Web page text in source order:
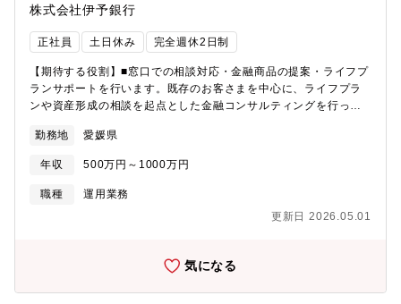
株式会社伊予銀行
正社員 土日休み 完全週休2日制
【期待する役割】■窓口での相談対応・金融商品の提案・ライフプ
ランサポートを行います。既存のお客さまを中心に、ライフプラ
ンや資産形成の相談を起点とした金融コンサルティングを行って
保障設計のご提案・投資信託、保険、各種ローンを組み合わせた
中長期的な提案・既存顧客との継続的な面談・フォローアップ・
店舗内の専門担当（ローン、法人、相続等）との連携によるチー
ム提案・お客さまからの紹介を中心とした関係構築型営業・窓口
国トップシェアの圧倒的営業基盤で働ける ・ワークライ
勤務地 愛媛県
年収 500万円～1000万円
職種
運用業務
更新日 2026.05.01
気になる